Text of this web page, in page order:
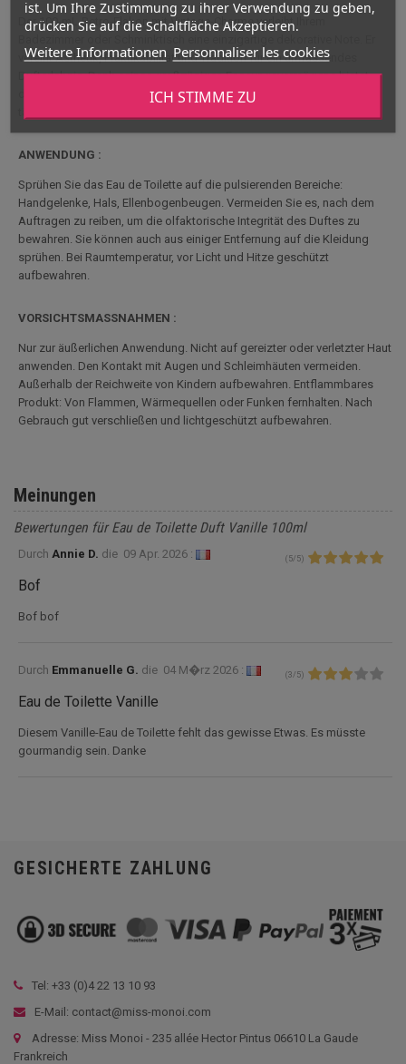
ist. Um Ihre Zustimmung zu ihrer Verwendung zu geben,
drücken Sie auf die Schaltfläche Akzeptieren.
Weitere Informationen Personnaliser les cookies
ICH STIMME ZU
Der 100-mL-Retro-Flakon mit Vintage-Charme verleiht Ihrem
vereint Ästhetik, Praktikabilität und Tradition für ein umfassendes
Dufterlebnis. Dank seines großzügigen Fassungsvermögens bietet
dieses Eau de Toilette eine verlängerte Diffusion, perfekt für den
ANWENDUNG :
Sprühen Sie das Eau de Toilette auf die pulsierenden Bereiche:
Handgelenke, Hals, Ellenbogenbeugen. Vermeiden Sie es, nach dem
Auftragen zu reiben, um die olfaktorische Integrität des Duftes zu
bewahren. Sie können auch aus einiger Entfernung auf die Kleidung
sprühen. Bei Raumtemperatur, vor Licht und Hitze geschützt
aufbewahren.
VORSICHTSMASSNAHMEN :
Nur zur äußerlichen Anwendung. Nicht auf gereizter oder verletzter Haut
anwenden. Den Kontakt mit Augen und Schleimhäuten vermeiden.
Außerhalb der Reichweite von Kindern aufbewahren. Entflammbares
Produkt: Von Flammen, Wärmequellen oder Funken fernhalten. Nach
Gebrauch gut verschließen und lichtgeschützt aufbewahren.
Meinungen
Bewertungen für Eau de Toilette Duft Vanille 100ml
Durch Annie D. die 09 Apr. 2026 : ( 5/ 5)
Bof
Bof bof
Durch Emmanuelle G. die 04 M�rz 2026 : (3 / 5)
Eau de Toilette Vanille
Diesem Vanille-Eau de Toilette fehlt das gewisse Etwas. Es müsste
gourmandig sein. Danke
GESICHERTE ZAHLUNG
Tel: +33 (0)4 22 13 10 93
E-Mail: contact@miss-monoi.com
Adresse: Miss Monoi - 235 allée Hector Pintus 06610 La Gaude
Frankreich